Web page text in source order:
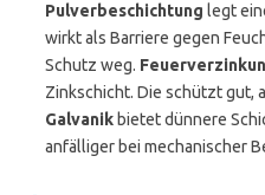
Pulverbeschichtung legt
wirkt als Barriere gegen
Schutz weg.
Zinkschicht. Die schützt gut,
Galvanik bietet dünnere
anfälliger bei mechanischer